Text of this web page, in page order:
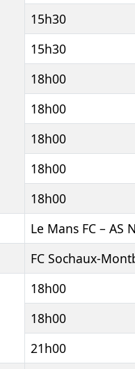
15h30
15h30
18h00
18h00
18h00
18h00
18h00
Le Mans FC – AS
FC Sochaux-
18h00
18h00
21h00